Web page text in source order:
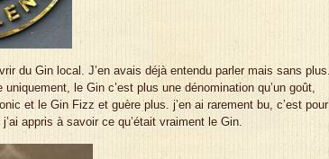
du Gin local. J’en avais déjà entendu parler mais sans plus.
le Gin c’est plus une dénomination qu’un goût,
et le Gin Fizz et guère plus. j’en ai rarement bu, c’est pour
appris à savoir ce qu’était vraiment le Gin.